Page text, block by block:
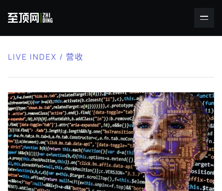
LIVE INDEX / 营收